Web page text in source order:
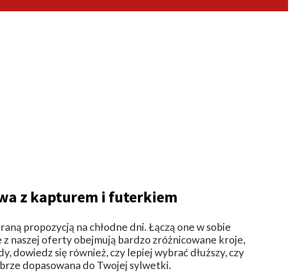
z kapturem i futerkiem
propozycją na chłodne dni. Łączą one w sobie
naszej oferty obejmują bardzo zróżnicowane kroje,
dowiedz się również, czy lepiej wybrać dłuższy, czy
dopasowana do Twojej sylwetki.